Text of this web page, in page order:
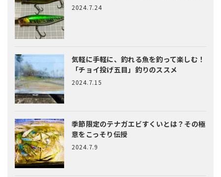
2024.7.24
気軽に手軽に、釣れる魚を釣って楽しむ！
「チョイ投げ五目」釣りのススメ
2024.7.15
季節限定のテナガエビすくいとは？ その極
意をこっそり伝授
2024.7.9